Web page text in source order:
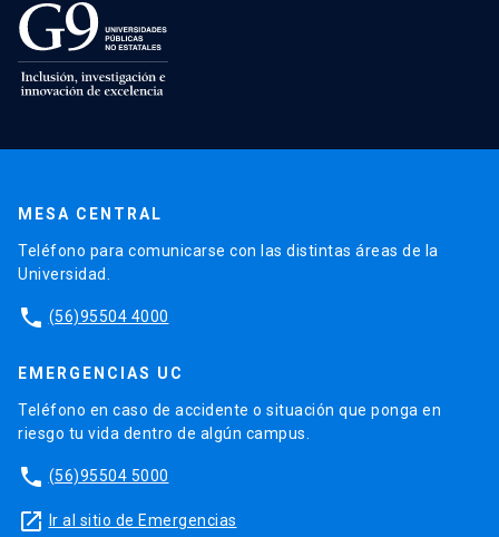
MESA CENTRAL
Teléfono para comunicarse con las distintas áreas de la
Universidad.
phone (56)95504 4000
EMERGENCIAS UC
Teléfono en caso de accidente o situación que ponga en
riesgo tu vida dentro de algún campus.
phone (56)95504 5000
launch Ir al sitio de Emergencias